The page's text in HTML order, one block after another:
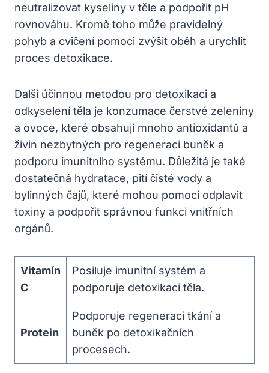
neutralizovat kyseliny v těle a podpořit pH
rovnováhu. Kromě toho může pravidelný
pohyb a cvičení pomoci zvýšit oběh a urychlit
proces detoxikace.
Další účinnou metodou pro detoxikaci a
odkyselení těla je konzumace čerstvé zeleniny
a ovoce, které obsahují mnoho antioxidantů a
živin nezbytných pro regeneraci buněk a
podporu imunitního systému. Důležitá je také
dostatečná hydratace, pití čisté vody a
bylinných čajů, které mohou pomoci odplavit
toxiny a podpořit správnou funkci vnitřních
orgánů.
Vitamín
C
Posiluje imunitní systém a
podporuje detoxikaci těla.
Protein
Podporuje regeneraci tkání a
buněk po detoxikačních
procesech.